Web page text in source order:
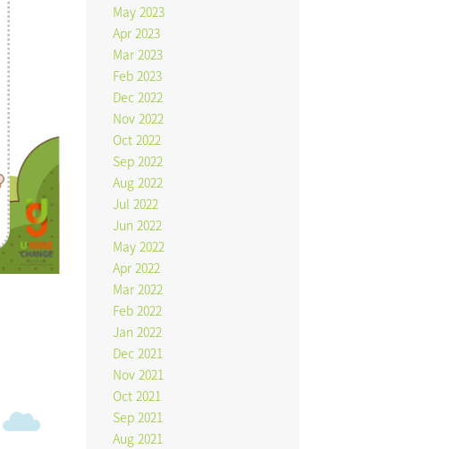
May 2023
Apr 2023
Mar 2023
Feb 2023
Dec 2022
Nov 2022
Oct 2022
Sep 2022
Aug 2022
Jul 2022
Jun 2022
May 2022
Apr 2022
Mar 2022
Feb 2022
Jan 2022
Dec 2021
Nov 2021
Oct 2021
Sep 2021
Aug 2021